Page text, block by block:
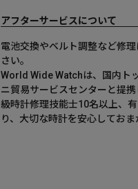
アフターサービスについて
電池交換やベルト調整など修
さい。
World Wide Watchは、国内ト
ニ貿易サービスセンターと提
級時計修理技能士10名以上、
り、大切な時計を安心してお